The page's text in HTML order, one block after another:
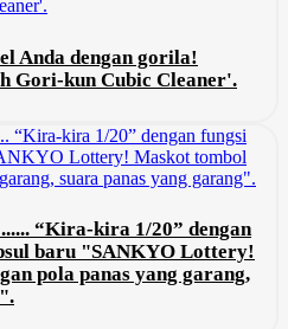
Anda dengan gorila!
Gori-kun Cubic Cleaner'.
“Kira-kira 1/20” dengan
baru "SANKYO Lottery!
pola panas yang garang,